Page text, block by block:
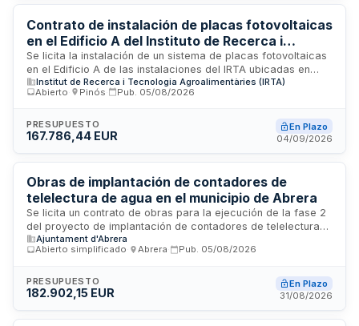
trabajos y control de materiales. El proyecto ha sido
aprobado por la Administración conforme a los requisitos
legales establecidos.
Contrato de instalación de placas fotovoltaicas
en el Edificio A del Instituto de Recerca i
Tecnologia Agroalimentaria de Monells
Se licita la instalación de un sistema de placas fotovoltaicas
en el Edificio A de las instalaciones del IRTA ubicadas en
Monells. El contrato incluye la ejecución completa de las
obras, supervisión técnica, cumplimiento de programas de
responsabilidad del contratista conforme a lo establecido en
el pliego de condiciones técnicas y administrativas. El
Tecnologia Agroalimentaria.
Institut de Recerca i Tecnologia Agroalimentàries (IRTA)
Abierto
Pinós Pub. 05/08/2026
PRESUPUESTO
167.786,44 EUR
En Plazo
04/09/2026
Obras de implantación de contadores de
telelectura de agua en el municipio de Abrera
Se licita un contrato de obras para la ejecución de la fase 2
del proyecto de implantación de contadores de telelectura
de abonado en el municipio de Abrera. El Ayuntamiento de
Abrera requiere la renovación de una parte significativa de
del suministro, detectar fugas, incidencias y fraudes. Las
obras se ejecutarán por la falta de recursos humanos y
Ajuntament d'Abrera
Abierto simplificado
Abrera Pub. 05/08/2026
PRESUPUESTO
182.902,15 EUR
En Plazo
31/08/2026